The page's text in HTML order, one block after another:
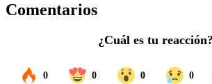
Comentarios